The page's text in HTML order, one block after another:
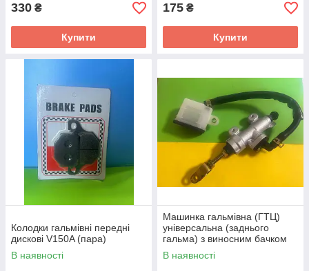
330 ₴
Купити
175 ₴
Купити
Колодки гальмівні передні
дискові V150A (пара)
В наявності
Машинка гальмівна (ГТЦ)
універсальна (заднього
гальма) з виносним бачком
mod:6
В наявності